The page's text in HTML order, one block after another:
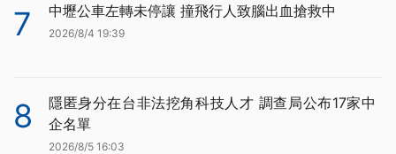
7 中壢公車左轉未停讓 撞飛行人致腦出血搶救中
2026/8/4 19:39
8
隱匿身分在台非法挖角科技人才 調查局公布17家中
企名單
2026/8/5 16:03